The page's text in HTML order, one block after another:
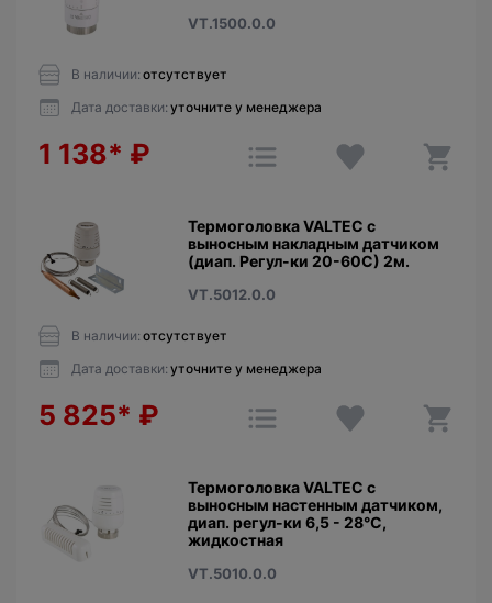
VT.1500.0.0
В наличии: отсутствует
Дата доставки: уточните у менеджера
1 138* ₽
Термоголовка VALTEC с
выносным накладным датчиком
(диап. Регул-ки 20-60С) 2м.
VT.5012.0.0
В наличии: отсутствует
Дата доставки: уточните у менеджера
5 825* ₽
Термоголовка VALTEC с
выносным настенным датчиком,
диап. регул-ки 6,5 - 28°C,
жидкостная
VT.5010.0.0